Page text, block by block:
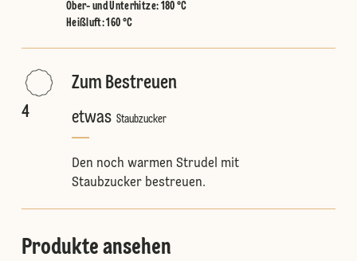
Ober- und Unterhitze: 180 °C
Heißluft:160 °C
4
Zum Bestreuen
etwas Staubzucker
Den noch warmen Strudel mit
Staubzucker bestreuen.
Produkte ansehen